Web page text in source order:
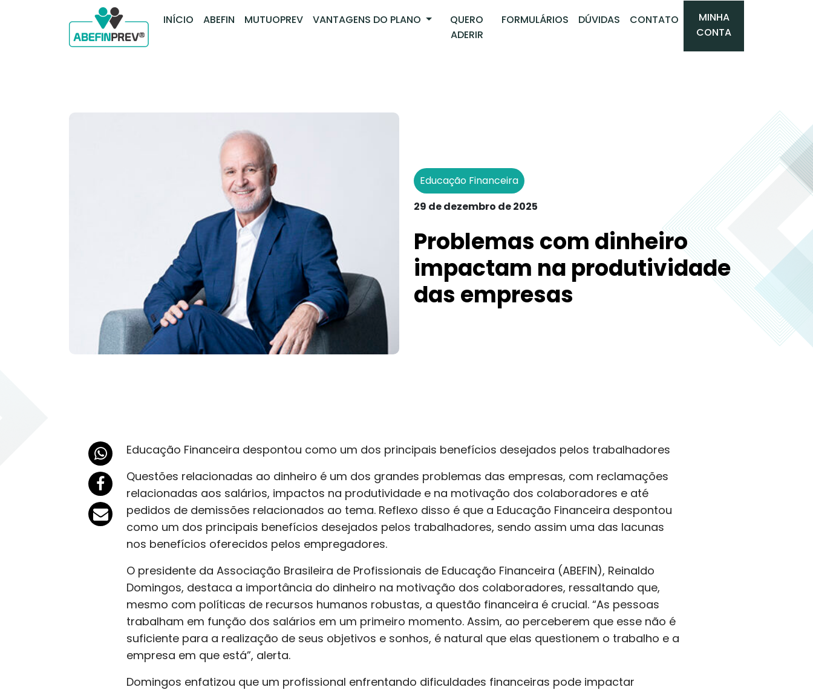
INÍCIO ABEFIN MUTUOPREV VANTAGENS DO PLANO
QUERO
ADERIR
FORMULÁRIOS DÚVIDAS CONTATO
MINHA
CONTA
Educação Financeira
29 de dezembro de 2025
Problemas com dinheiro
impactam na produtividade
das empresas
Educação Financeira despontou como um dos principais benefícios desejados pelos trabalhadores
Questões relacionadas ao dinheiro é um dos grandes problemas das empresas, com reclamações
relacionadas aos salários, impactos na produtividade e na motivação dos colaboradores e até
pedidos de demissões relacionados ao tema. Reflexo disso é que a Educação Financeira despontou
como um dos principais benefícios desejados pelos trabalhadores, sendo assim uma das lacunas
nos benefícios oferecidos pelos empregadores.
O presidente da Associação Brasileira de Profissionais de Educação Financeira (ABEFIN), Reinaldo
Domingos, destaca a importância do dinheiro na motivação dos colaboradores, ressaltando que,
mesmo com políticas de recursos humanos robustas, a questão financeira é crucial. “As pessoas
trabalham em função dos salários em um primeiro momento. Assim, ao perceberem que esse não é
suficiente para a realização de seus objetivos e sonhos, é natural que elas questionem o trabalho e a
empresa em que está”, alerta.
Domingos enfatizou que um profissional enfrentando dificuldades financeiras pode impactar